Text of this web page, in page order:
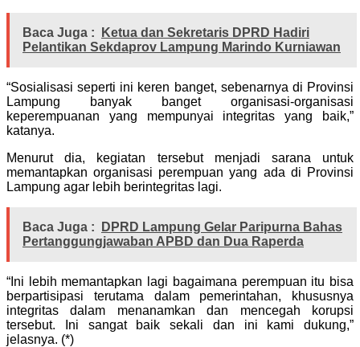
Baca Juga :
Ketua dan Sekretaris DPRD Hadiri
Pelantikan Sekdaprov Lampung Marindo Kurniawan
“Sosialisasi seperti ini keren banget, sebenarnya di Provinsi
Lampung banyak banget organisasi-organisasi
keperempuanan yang mempunyai integritas yang baik,”
katanya.
Menurut dia, kegiatan tersebut menjadi sarana untuk
memantapkan organisasi perempuan yang ada di Provinsi
Lampung agar lebih berintegritas lagi.
Baca Juga :
DPRD Lampung Gelar Paripurna Bahas
Pertanggungjawaban APBD dan Dua Raperda
“Ini lebih memantapkan lagi bagaimana perempuan itu bisa
berpartisipasi terutama dalam pemerintahan, khususnya
integritas dalam menanamkan dan mencegah korupsi
tersebut. Ini sangat baik sekali dan ini kami dukung,”
jelasnya. (*)